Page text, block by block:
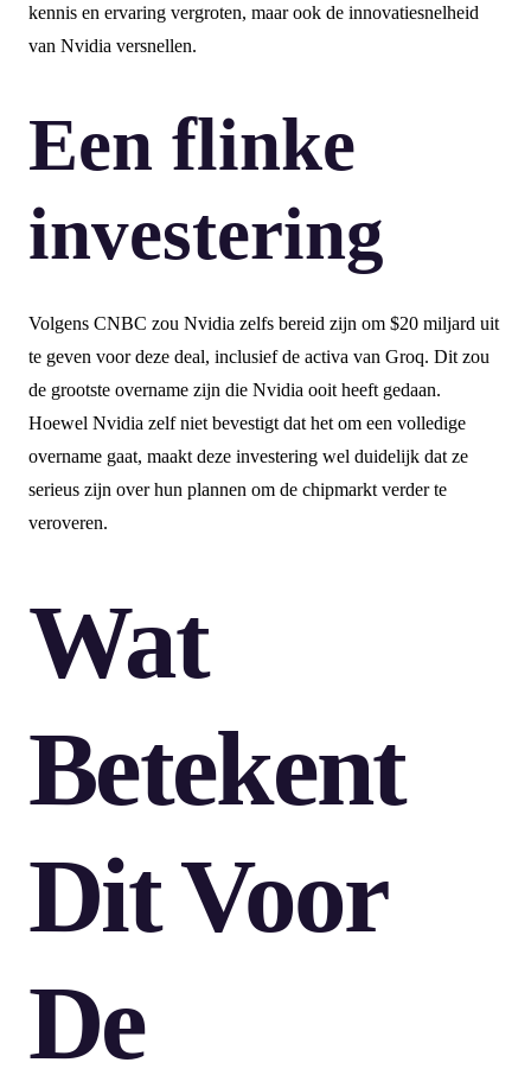
kennis en ervaring vergroten, maar ook de innovatiesnelheid
van Nvidia versnellen.
Een flinke
investering
Volgens CNBC zou Nvidia zelfs bereid zijn om $20 miljard uit
te geven voor deze deal, inclusief de activa van Groq. Dit zou
de grootste overname zijn die Nvidia ooit heeft gedaan.
Hoewel Nvidia zelf niet bevestigt dat het om een volledige
overname gaat, maakt deze investering wel duidelijk dat ze
serieus zijn over hun plannen om de chipmarkt verder te
veroveren.
Wat
Betekent
Dit Voor
De